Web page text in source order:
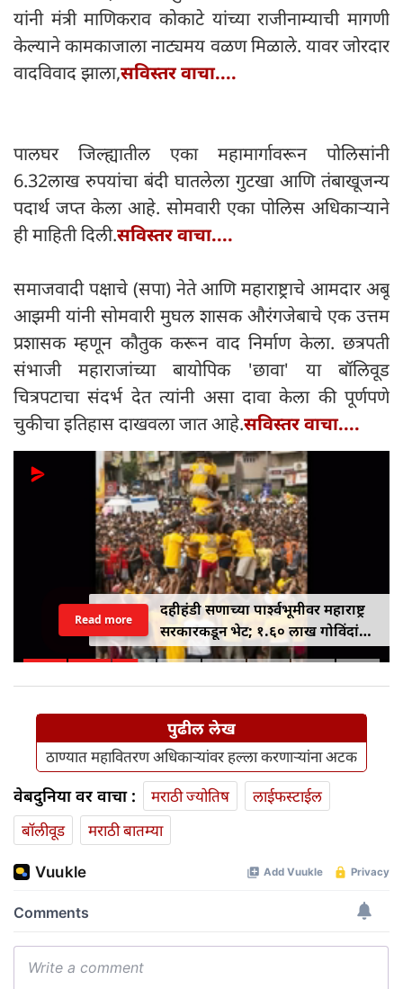
यांनी मंत्री माणिकराव कोकाटे यांच्या राजीनाम्याची मागणी
केल्याने कामकाजाला नाट्यमय वळण मिळाले. यावर जोरदार
वादविवाद झाला,सविस्तर वाचा....
पालघर जिल्ह्यातील एका महामार्गावरून पोलिसांनी
6.32लाख रुपयांचा बंदी घातलेला गुटखा आणि तंबाखूजन्य
पदार्थ जप्त केला आहे. सोमवारी एका पोलिस अधिकाऱ्याने
ही माहिती दिली.सविस्तर वाचा....
समाजवादी पक्षाचे (सपा) नेते आणि महाराष्ट्राचे आमदार अबू
आझमी यांनी सोमवारी मुघल शासक औरंगजेबाचे एक उत्तम
प्रशासक म्हणून कौतुक करून वाद निर्माण केला. छत्रपती
संभाजी महाराजांच्या बायोपिक 'छावा' या बॉलिवूड
चित्रपटाचा संदर्भ देत त्यांनी असा दावा केला की पूर्णपणे
चुकीचा इतिहास दाखवला जात आहे.सविस्तर वाचा....
दहीहंडी सणाच्या पार्श्वभूमीवर महाराष्ट्र
सरकारकडून भेट; १.६० लाख गोविंदांना
१० लाख रुपयांपर्यंतचे विमा संरक्षण
Read more
पुढील लेख
ठाण्यात महावितरण अधिकाऱ्यांवर हल्ला करणाऱ्यांना अटक
वेबदुनिया वर वाचा : मराठी ज्योतिष
लाईफस्टाईल
बॉलीवूड
मराठी बातम्या